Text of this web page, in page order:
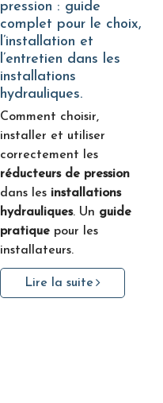
pression : guide
complet pour le choix,
l’installation et
l’entretien dans les
installations
hydrauliques.
Comment choisir,
installer et utiliser
correctement les
réducteurs de pression
dans les installations
hydrauliques. Un guide
pratique pour les
installateurs.
Lire la suite